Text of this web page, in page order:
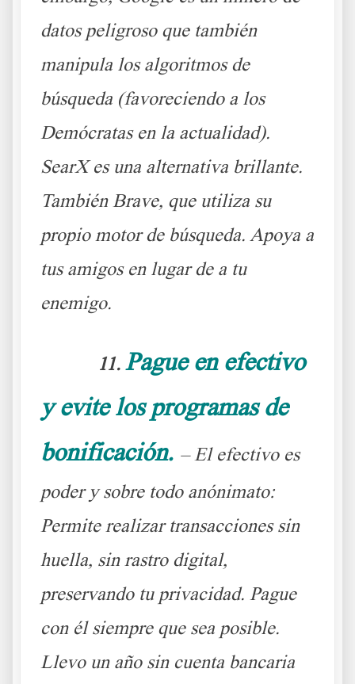
datos peligroso que también
manipula los algoritmos de
búsqueda (favoreciendo a los
Demócratas en la actualidad).
SearX es una alternativa brillante.
También Brave, que utiliza su
propio motor de búsqueda. Apoya a
tus amigos en lugar de a tu
enemigo.
11. Pague en efectivo
y evite los programas de
bonificación. – El efectivo es
poder y sobre todo anónimato:
Permite realizar transacciones sin
huella, sin rastro digital,
preservando tu privacidad. Pague
con él siempre que sea posible.
Llevo un año sin cuenta bancaria